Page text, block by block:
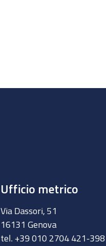
Ufficio metrico
Via Dassori, 51
16131 Genova
tel. +39 010 2704 421-398